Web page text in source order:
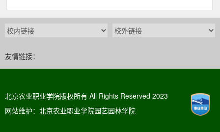
友情链接：
北京农业职业学院版权所有 All Rights Reserved 2023
网站维护：北京农业职业学院园艺园林学院